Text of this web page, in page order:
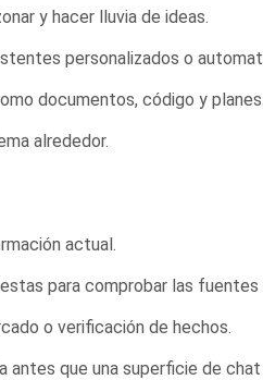
y hacer lluvia de ideas.
personalizados o
documentos, código y planes.
alrededor.
actual.
para comprobar las fuentes
o verificación de hechos.
antes que una superficie de chat